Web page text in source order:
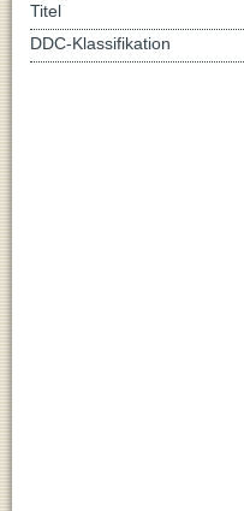
Titel
DDC-Klassifikation